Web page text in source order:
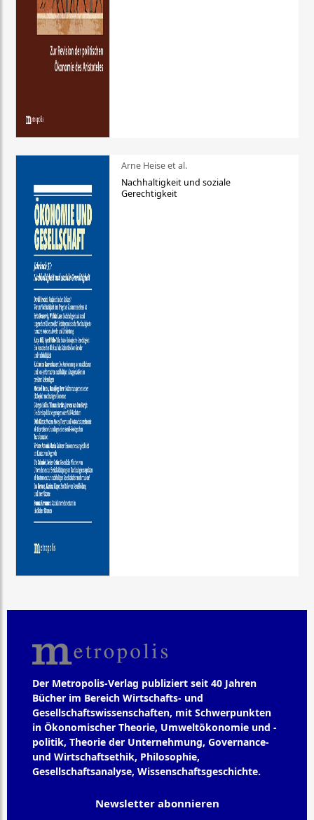
Arne Heise et al.
Nachhaltigkeit und soziale
Gerechtigkeit
Der Metropolis-Verlag publiziert seit 40 Jahren
Bücher im Bereich Wirtschafts- und
Gesellschaftswissenschaften, mit Schwerpunkten
in Ökonomischer Theorie, Umweltökonomie und -
politik, Theorie der Unternehmung, Governance-
und Wirtschaftsethik, Philosophie,
Gesellschaftsanalyse, Wissenschaftsgeschichte.
Newsletter abonnieren